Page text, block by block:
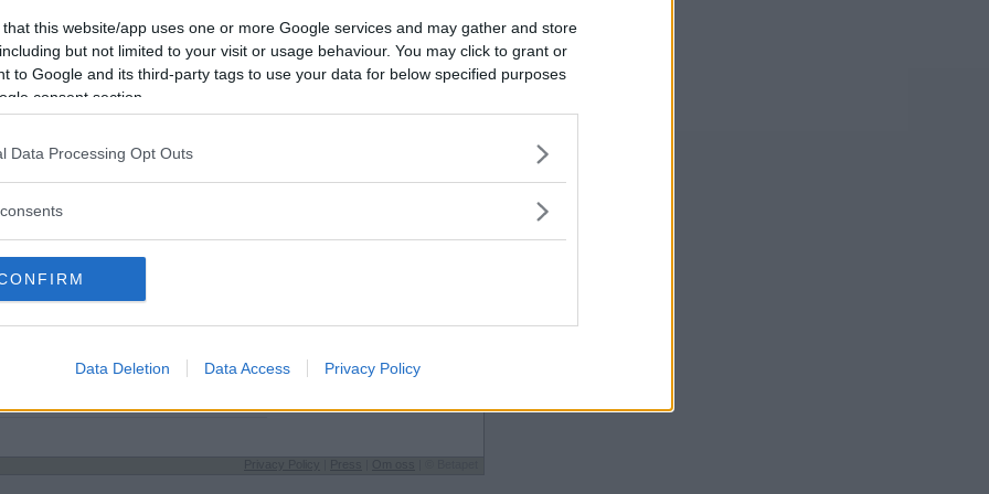
that this website/app uses one or more Google services and may gather and store
but not limited to your visit or usage behaviour. You may click to grant or
to Google and its third-party tags to use your data for below specified purposes
consent section.
Data Processing Opt Outs
Data Deletion Data Access Privacy Policy
Avbrutna
43
Oavgjorda
13
på Jag äter
När jag blir påmind
Svåranalyserad
Æ
Vill du bli
medlem?